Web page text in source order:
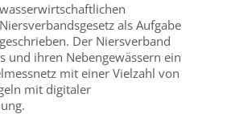
als Aufgabe
Der Niersverband
und ihren Nebengewässern ein
mit einer Vielzahl von
mit digitaler